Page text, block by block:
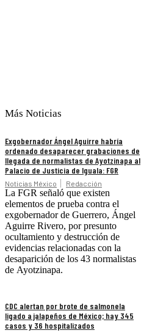
Más Noticias
Exgobernador Ángel Aguirre habría
ordenado desaparecer grabaciones de
llegada de normalistas de Ayotzinapa al
Palacio de Justicia de Iguala: FGR
Noticias México Redacción
La FGR señaló que existen
elementos de prueba contra el
exgobernador de Guerrero, Ángel
Aguirre Rivero, por presunto
ocultamiento y destrucción de
evidencias relacionadas con la
desaparición de los 43 normalistas
de Ayotzinapa.
CDC alertan por brote de salmonela
ligado a jalapeños de México; hay 345
casos y 36 hospitalizados